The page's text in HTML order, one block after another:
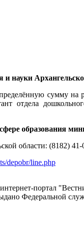
и науки
сумму на
отдела
образования
области: (8182) 41-
depobr/line.php
портал
Федеральной